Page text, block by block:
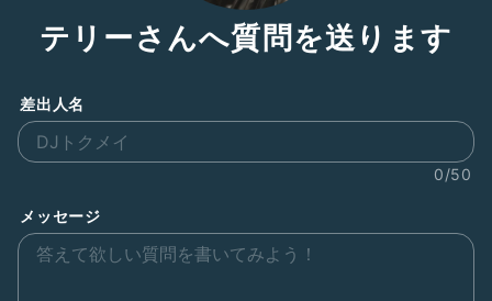
テリーさんへ質問を送ります
差出人名
0/50
メッセージ